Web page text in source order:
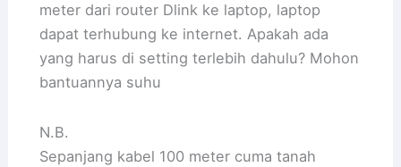
meter dari router Dlink ke laptop, laptop
dapat terhubung ke internet. Apakah ada
yang harus di setting terlebih dahulu? Mohon
bantuannya suhu
N.B.
Sepanjang kabel 100 meter cuma tanah